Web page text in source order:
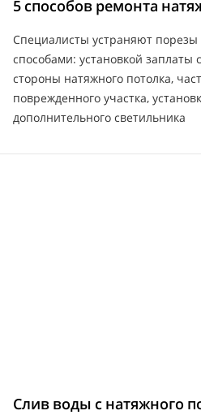
5 способов ремонта
Специалисты устраняют
способами: установкой
стороны натяжного потолка,
поврежденного участка,
дополнительного светильника
Слив воды с натяжного